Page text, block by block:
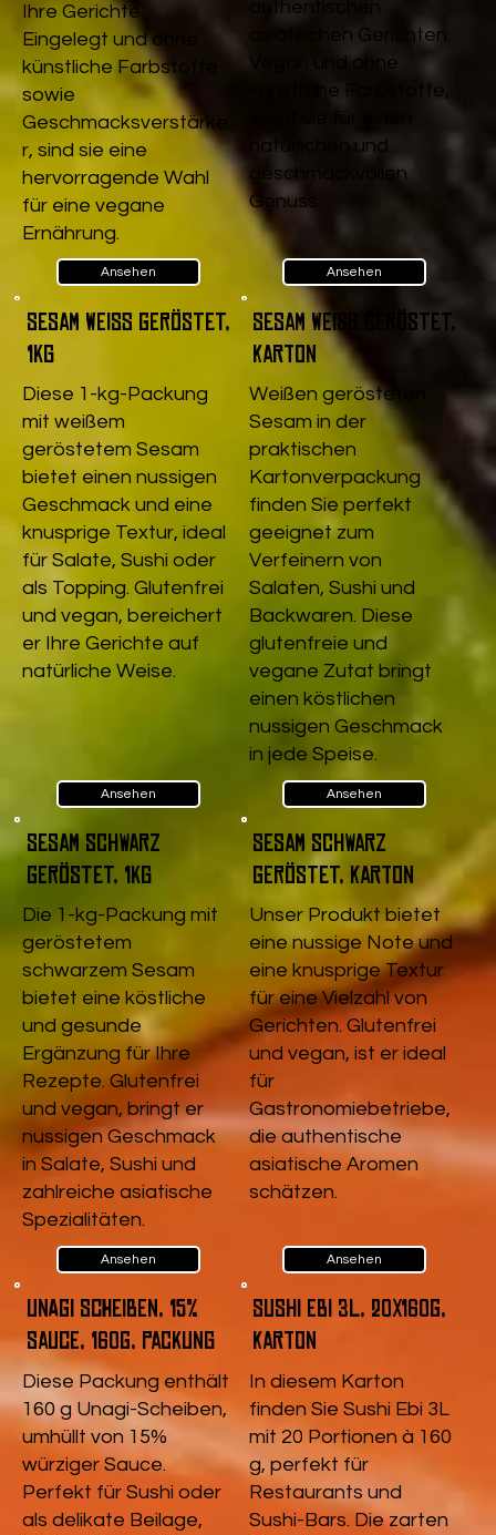
Ihre Gerichte.
Eingelegt und ohne
künstliche Farbstoffe
sowie
Geschmacksverstärke
r, sind sie eine
hervorragende Wahl
für eine vegane
Ernährung.
Ansehen
authentischen
asiatischen Gerichten.
Vegan und ohne
künstliche Farbstoffe,
sorgt sie für einen
natürlichen und
geschmackvollen
Genuss.
Ansehen
Sesam weiß geröstet,
1kg
Diese 1-kg-Packung
mit weißem
geröstetem Sesam
bietet einen nussigen
Geschmack und eine
knusprige Textur, ideal
für Salate, Sushi oder
als Topping. Glutenfrei
und vegan, bereichert
er Ihre Gerichte auf
natürliche Weise.
Ansehen
Sesam weiß geröstet,
Karton
Weißen gerösteten
Sesam in der
praktischen
Kartonverpackung
finden Sie perfekt
geeignet zum
Verfeinern von
Salaten, Sushi und
Backwaren. Diese
glutenfreie und
vegane Zutat bringt
einen köstlichen
nussigen Geschmack
in jede Speise.
Ansehen
Sesam schwarz
geröstet, 1kg
Die 1-kg-Packung mit
geröstetem
schwarzem Sesam
bietet eine köstliche
und gesunde
Ergänzung für Ihre
Rezepte. Glutenfrei
und vegan, bringt er
nussigen Geschmack
in Salate, Sushi und
zahlreiche asiatische
Spezialitäten.
Ansehen
Sesam schwarz
geröstet, Karton
Unser Produkt bietet
eine nussige Note und
eine knusprige Textur
für eine Vielzahl von
Gerichten. Glutenfrei
und vegan, ist er ideal
für
Gastronomiebetriebe,
die authentische
asiatische Aromen
schätzen.
Ansehen
Unagi Scheiben, 15%
Sauce, 160g, Packung
Diese Packung enthält
160 g Unagi-Scheiben,
umhüllt von 15%
würziger Sauce.
Perfekt für Sushi oder
als delikate Beilage,
Sushi Ebi 3L, 20x160g,
Karton
In diesem Karton
finden Sie Sushi Ebi 3L
mit 20 Portionen à 160
g, perfekt für
Restaurants und
Sushi-Bars. Die zarten